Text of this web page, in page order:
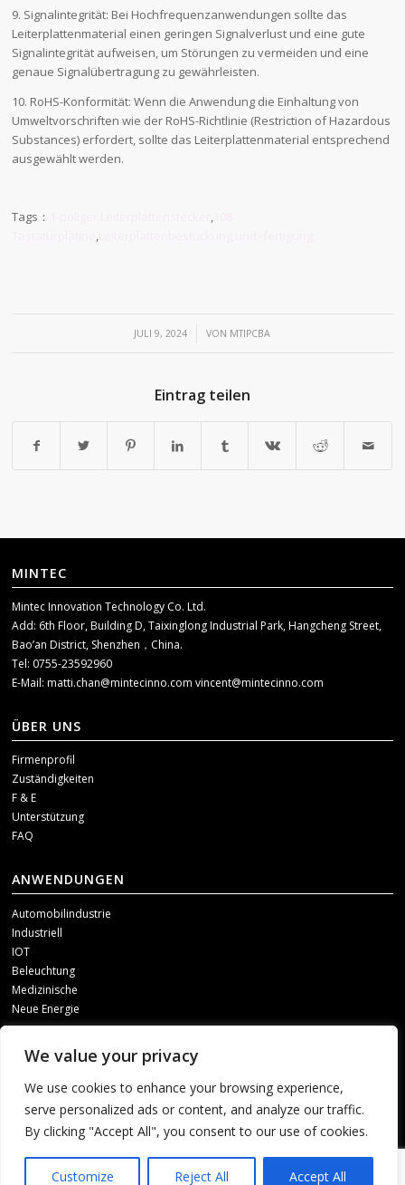
We value your privacy
We use cookies to enhance your browsing experience,
serve personalized ads or content, and analyze our traffic.
By clicking "Accept All", you consent to our use of cookies.
Customize Reject All Accept All
9. Signalintegrität: Bei Hochfrequenzanwendungen sollte das
Leiterplattenmaterial einen geringen Signalverlust und eine gute
Signalintegrität aufweisen, um Störungen zu vermeiden und eine
genaue Signalübertragung zu gewährleisten.
10. RoHS-Konformität: Wenn die Anwendung die Einhaltung von
Umweltvorschriften wie der RoHS-Richtlinie (Restriction of Hazardous
Substances) erfordert, sollte das Leiterplattenmaterial entsprechend
ausgewählt werden.
Tags： ,
,
JULI 9, 2024
/ VON MTIPCBA
Eintrag teilen
MINTEC
Mintec Innovation Technology Co. Ltd.
Add: 6th Floor, Building D, Taixinglong Industrial Park, Hangcheng Street,
Bao’an District, Shenzhen，China.
Tel: 0755-23592960
E-Mail:matti.chan@mintecinno.comvincent@mintecinno.com
ÜBER UNS
Firmenprofil
Zuständigkeiten
F & E
Unterstützung
FAQ
ANWENDUNGEN
Automobilindustrie
Industriell
IOT
Beleuchtung
Medizinische
Neue Energie
SOZIALE MEDIEN
Um unsere Updates zu erhalten, kontaktieren Sie uns bitte über einen der
folgenden Kanäle.